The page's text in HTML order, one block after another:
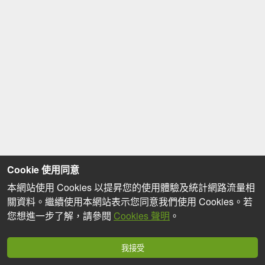
Cookie 使用同意
本網站使用 Cookies 以提昇您的使用體驗及統計網路流量相
關資料。繼續使用本網站表示您同意我們使用 Cookies。若
您想進一步了解，請參閱 Cookies 聲明 。
我接受